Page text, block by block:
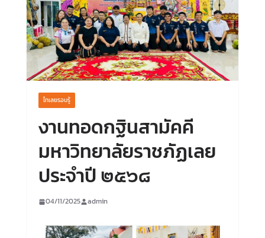
ไทเลยรอบรู้
งานทอดกฐินสามัคคี
มหาวิทยาลัยราชภัฏเลย
ประจำปี ๒๕๖๘
04/11/2025 admin